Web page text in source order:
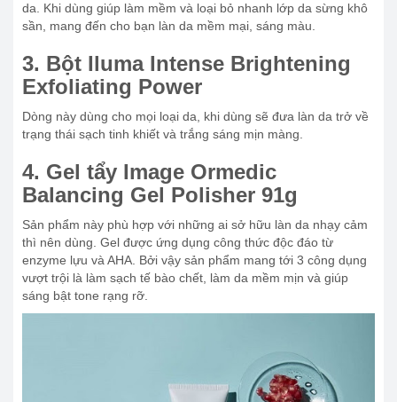
da. Khi dùng giúp làm mềm và loại bỏ nhanh lớp da sừng khô
sần, mang đến cho bạn làn da mềm mại, sáng màu.
3. Bột Iluma Intense Brightening
Exfoliating Power
Dòng này dùng cho mọi loại da, khi dùng sẽ đưa làn da trở về
trạng thái sạch tinh khiết và trắng sáng mịn màng.
4. Gel tẩy Image Ormedic
Balancing Gel Polisher 91g
Sản phẩm này phù hợp với những ai sở hữu làn da nhạy cảm
thì nên dùng. Gel được ứng dụng công thức độc đáo từ
enzyme lựu và AHA. Bởi vậy sản phẩm mang tới 3 công dụng
vượt trội là làm sạch tế bào chết, làm da mềm mịn và giúp
sáng bật tone rạng rỡ.